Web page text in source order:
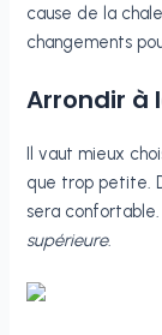
cause de la
changements
Arrondir à
Il vaut mieux
que trop petite.
sera confortable.
supérieure.